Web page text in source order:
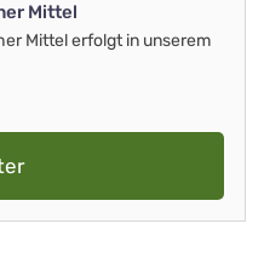
Mittel
Mittel erfolgt in unserem